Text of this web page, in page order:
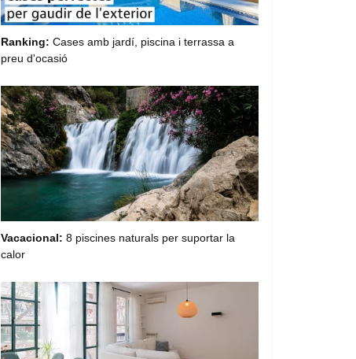
Ranking: Cases amb jardí, piscina i terrassa a
preu d'ocasió
Vacacional: 8 piscines naturals per suportar la
calor